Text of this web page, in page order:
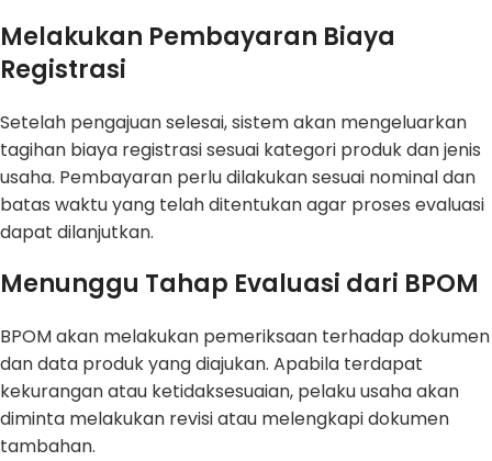
Melakukan Pembayaran Biaya
Registrasi
Setelah pengajuan selesai, sistem akan mengeluarkan
tagihan biaya registrasi sesuai kategori produk dan jenis
usaha. Pembayaran perlu dilakukan sesuai nominal dan
batas waktu yang telah ditentukan agar proses evaluasi
dapat dilanjutkan.
Menunggu Tahap Evaluasi dari BPOM
BPOM akan melakukan pemeriksaan terhadap dokumen
dan data produk yang diajukan. Apabila terdapat
kekurangan atau ketidaksesuaian, pelaku usaha akan
diminta melakukan revisi atau melengkapi dokumen
tambahan.